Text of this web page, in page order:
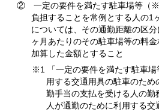
② 一定の要件を満たす駐車場等（
負担することを常例とする人の1
については、その通勤距離の区
ヶ月あたりのその駐車場等の料
加算した金額とすること
※1 「一定の要件を満たす駐車場
用する交通用具の駐車のため
勤手当の支払を受ける人の
人が通勤のために利用する